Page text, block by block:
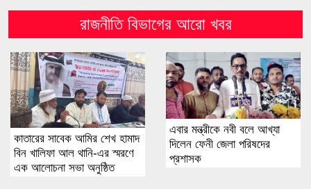
রাজনীতি বিভাগের আরো খবর
কাতারের সাবেক আমির শেখ হামাদ
বিন খালিফা আল থানি-এর স্মরণে
এক আলোচনা সভা অনুষ্ঠিত
এবার মন্ত্রীকে নবী বলে আখ্যা
দিলেন ফেনী জেলা পরিষদের
প্রশাসক